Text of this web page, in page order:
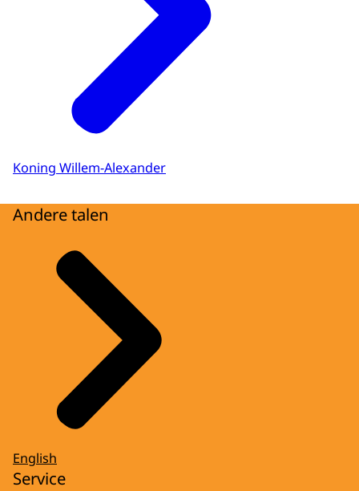
Koning Willem-Alexander
Andere talen
English
Service